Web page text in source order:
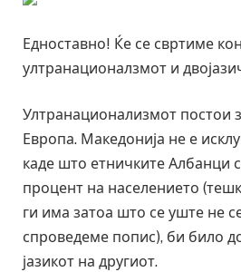
Едноставно! Ќе се свртиме кон
ултранационалзмот и
Ултранационализмот постои
Европа. Македонија не е
каде што етничките Албанци
процент на населението
ги има затоа што се уште не
спроведеме попис), би било
јазикот на другиот.